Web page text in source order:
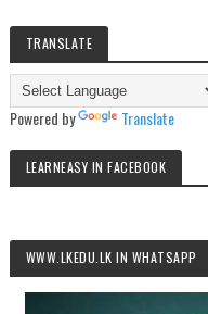
TRANSLATE
Powered by Translate
LEARNEASY IN FACEBOOK
WWW.LKEDU.LK IN WHATSAPP